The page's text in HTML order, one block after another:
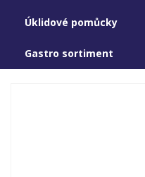
Úklidové pomůcky
Gastro sortiment